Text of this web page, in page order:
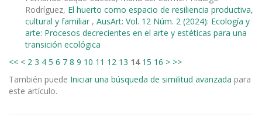
Rodríguez, El huerto como espacio de resiliencia productiva,
cultural y familiar , AusArt: Vol. 12 Núm. 2 (2024): Ecología y
arte: Procesos decrecientes en el arte y estéticas para una
transición ecológica
<< < 2 3 4 5 6 7 8 9 10 11 12 13 14 15 16 > >>
También puede Iniciar una búsqueda de similitud avanzada para
este artículo.